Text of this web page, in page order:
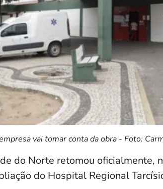
vai tomar conta da obra - Foto:
do Norte retomou oficialmente,
do Hospital Regional